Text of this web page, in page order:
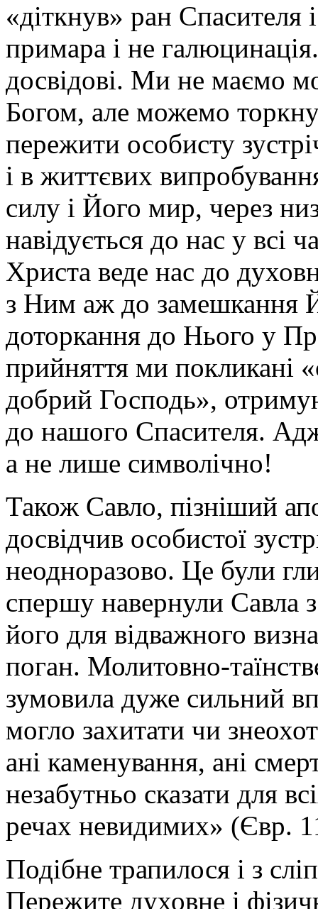
«діткнув» ран Спасителя
примара і не
досвідові. Ми не маємо
Богом, але можемо
пережити особисту
і в життєвих
силу і Його мир, через
навідується до нас у всі
Христа веде нас до
з Ним аж до замешкання
доторкання до Нього у
прийняття ми покликані
добрий Господь»,
до нашого Спасителя.
а не лише символічно!
Також Савло, пізніший
досвідчив особистої
неодноразово. Це були
спершу навернули Савла
його для відважного
поган. Молитовно-
зумовила дуже сильний
могло захитати чи
ані каменування, ані
незабутньо сказати для
речах невидимих» (Євр.
Подібне трапилося і з
Пережите духовне і